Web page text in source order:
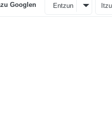
Googlen Entzun